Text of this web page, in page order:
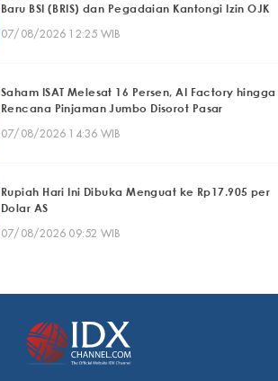
Baru BSI (BRIS) dan Pegadaian Kantongi Izin OJK
07/08/2026 12:25 WIB
Saham ISAT Melesat 16 Persen, AI Factory hingga
Rencana Pinjaman Jumbo Disorot Pasar
07/08/2026 14:36 WIB
Rupiah Hari Ini Dibuka Menguat ke Rp17.905 per
Dolar AS
07/08/2026 09:52 WIB